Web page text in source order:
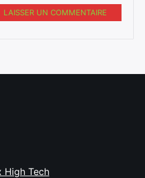
LAISSER UN COMMENTAIRE
High Tech